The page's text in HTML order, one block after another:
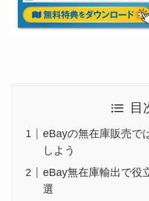
目
eBayの無在庫販売で
しよう
eBay無在庫輸出で役
選